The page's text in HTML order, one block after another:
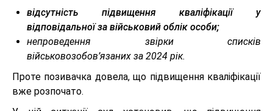
відсутність підвищення кваліфікації у
відповідальної за військовий облік особи;
непроведення звірки списків
військовозобов’язаних за 2024 рік.
Проте позивачка довела, що підвищення кваліфікації
вже розпочато.